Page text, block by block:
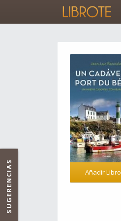
Añadir Libro
SUGERENCIAS